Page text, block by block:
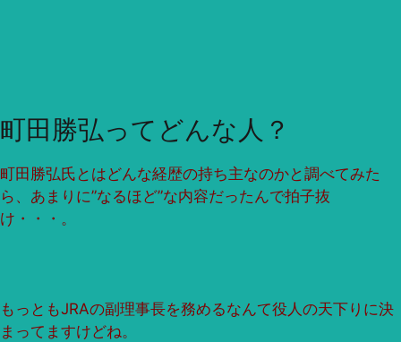
町田勝弘ってどんな人？
町田勝弘氏とはどんな経歴の持ち主なのかと調べてみた
ら、あまりに”なるほど”な内容だったんで拍子抜
け・・・。
もっともJRAの副理事長を務めるなんて役人の天下りに決
まってますけどね。